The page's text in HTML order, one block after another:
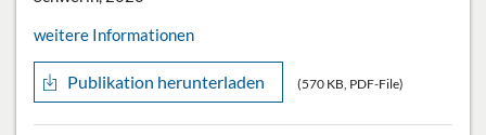
weitere Informationen
Publikation herunterladen (570 KB, PDF-File)